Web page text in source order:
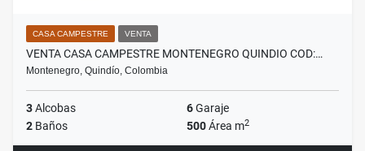
CASA CAMPESTRE VENTA
VENTA CASA CAMPESTRE MONTENEGRO QUINDIO COD:…
Montenegro, Quindío, Colombia
3Alcobas 6Garaje
2 Baños 500Área m2